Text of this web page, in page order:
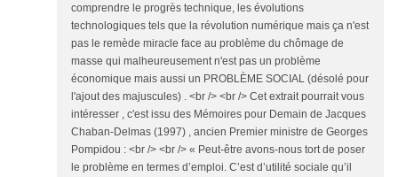
comprendre le progrès technique, les évolutions
technologiques tels que la révolution numérique mais ça n'est
pas le remède miracle face au problème du chômage de
masse qui malheureusement n'est pas un problème
économique mais aussi un PROBLÈME SOCIAL (désolé pour
l'ajout des majuscules) . <br /> <br /> Cet extrait pourrait vous
intéresser , c'est issu des Mémoires pour Demain de Jacques
Chaban-Delmas (1997) , ancien Premier ministre de Georges
Pompidou : <br /> <br /> « Peut-être avons-nous tort de poser
le problème en termes d’emploi. C’est d’utilité sociale qu’il